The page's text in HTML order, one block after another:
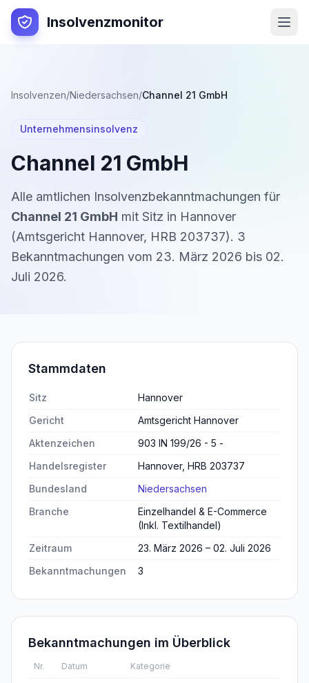
Insolvenzmonitor
Insolvenzen/Niedersachsen/Channel 21 GmbH
Unternehmensinsolvenz
Channel 21 GmbH
Alle amtlichen Insolvenzbekanntmachungen für
Channel 21 GmbH mit Sitz in Hannover
(Amtsgericht Hannover, HRB 203737). 3
Bekanntmachungen vom 23. März 2026 bis 02.
Juli 2026.
Stammdaten
Sitz
Hannover
Gericht
Amtsgericht Hannover
Aktenzeichen
903 IN 199/26 - 5 -
Handelsregister
Hannover, HRB 203737
Bundesland
Niedersachsen
Branche
Einzelhandel & E-Commerce
(Inkl. Textilhandel)
Zeitraum
23. März 2026 – 02. Juli 2026
Bekanntmachungen
3
Bekanntmachungen im Überblick
Nr. Datum Kategorie